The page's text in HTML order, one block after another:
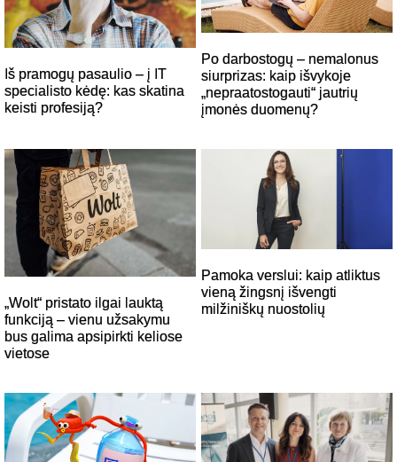
Iš pramogų pasaulio – į IT
specialisto kėdę: kas skatina
keisti profesiją?
Po darbostogų – nemalonus
siurprizas: kaip išvykoje
„nepraatostogauti“ jautrių
įmonės duomenų?
„Wolt“ pristato ilgai lauktą
funkciją – vienu užsakymu
bus galima apsipirkti keliose
vietose
Pamoka verslui: kaip atliktus
vieną žingsnį išvengti
milžiniškų nuostolių